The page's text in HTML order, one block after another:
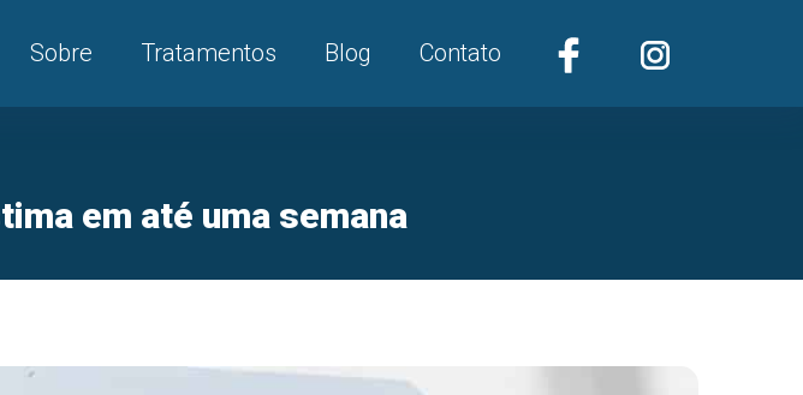
Sobre Tratamentos Blog Contato
em até uma semana